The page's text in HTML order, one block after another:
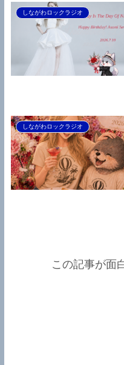
しながわロックラジオ
しながわロックラジオ
この記事が面